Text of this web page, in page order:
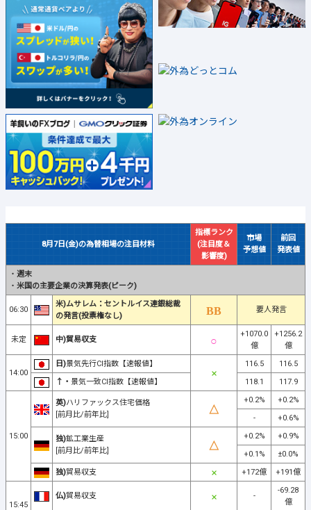
8月7日(金)の為替相場の注目材料
指標ランク
(注目度＆
影響度)
市場
予想値
前回
発表値
・ 週末
・ 米国の主要企業の決算発表(ピーク)
06:30
米)ムサレム：セントルイス連銀総裁
の発言(投票権なし)
要人発言
未定 中)貿易収支
+1070.0
億
+1256.2
億
14:00
日)景気先行CI指数【速報値】 116.5
116.5
↑・ 景気一致CI指数【速報値】 118.1 117.9
15:00
英)ハリファックス住宅価格
[前月比/前年比]
+0.2%
+0.2%
-
+0.6%
独)鉱工業生産
[前月比/前年比]
+0.2%
+0.9%
+0.1%
±0.0%
独)貿易収支 +172億 +191億
15:45
仏)貿易収支 -
-69.28
億